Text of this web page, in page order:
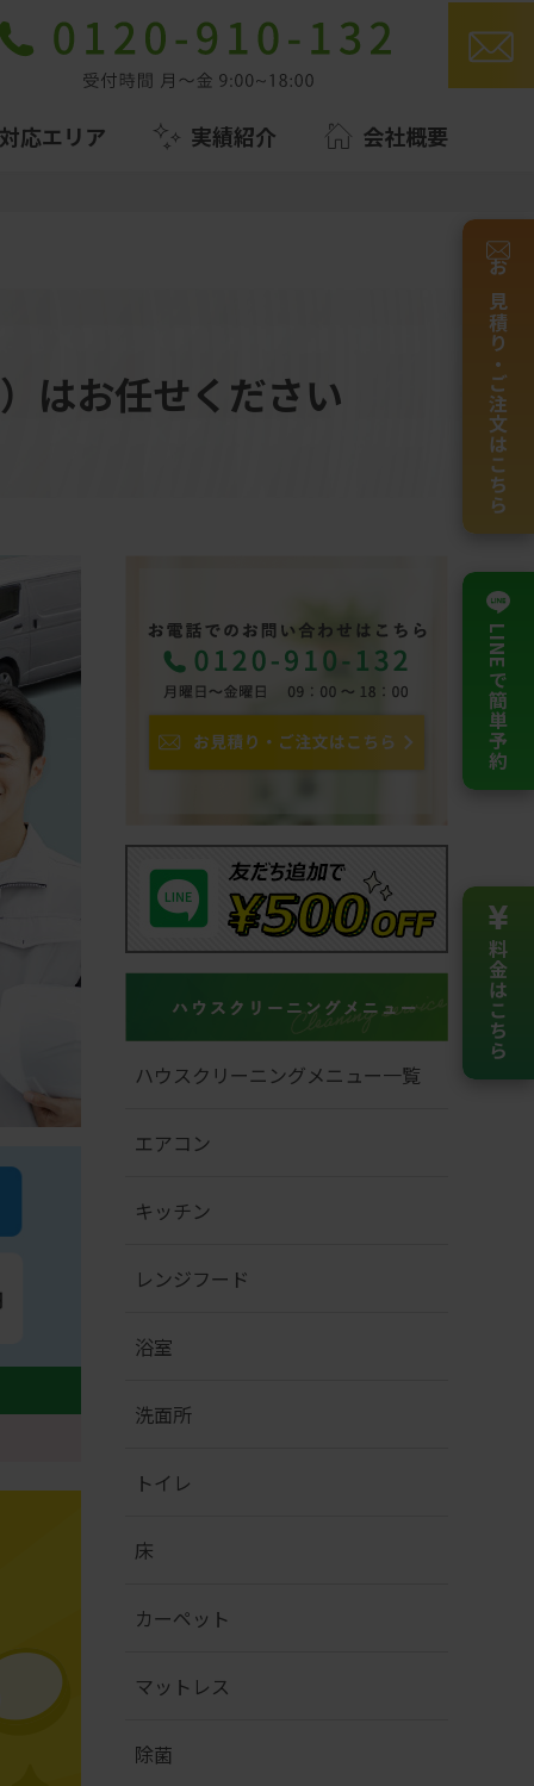
応エリア 実績紹介 会社概要
はお任せください
ハウスクリーニングメニュー一覧
エアコン
キッチン
レンジフード
浴室
洗面所
トイレ
床
カーペット
マットレス
除菌
お見積り・ご注文はこちら
LINEで簡単予約
料金は
こちら